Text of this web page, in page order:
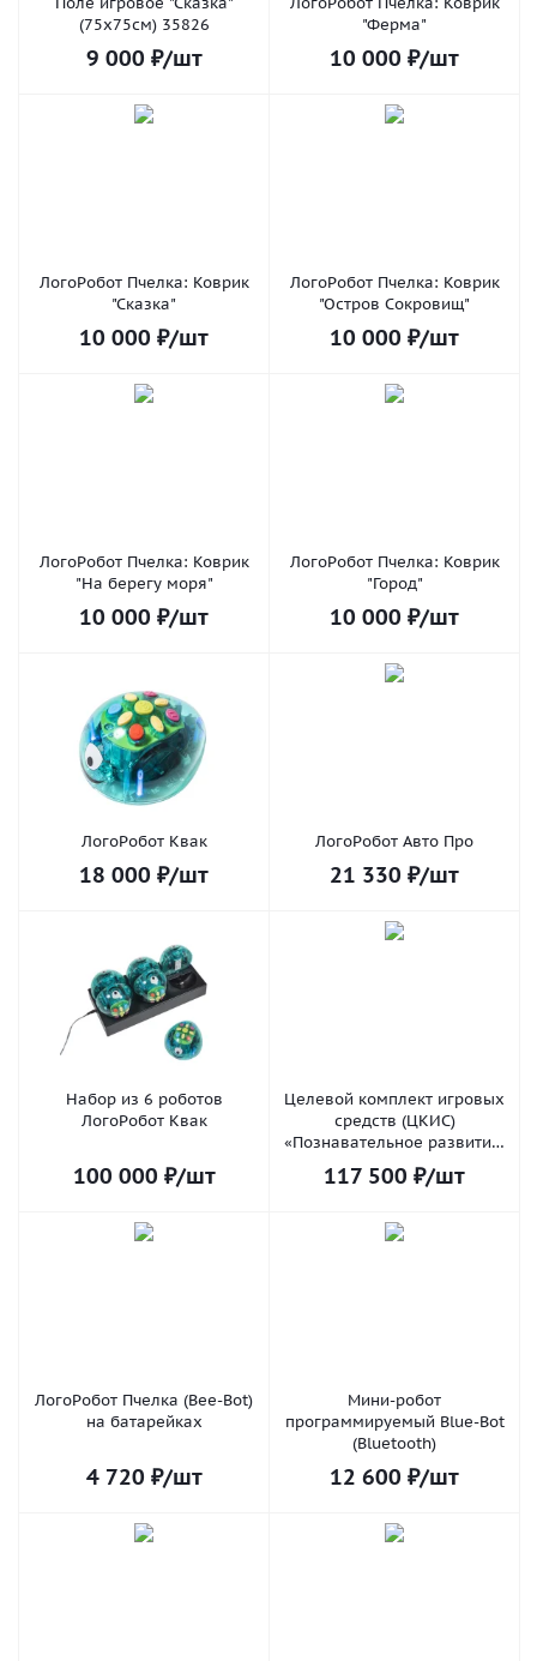
(75х75см) 35826
9 000 ₽/шт
"Ферма"
10 000 ₽/шт
ЛогоРобот Пчелка: Коврик
"Сказка"
10 000 ₽/шт
ЛогоРобот Пчелка: Коврик
"Остров Сокровищ"
10 000 ₽/шт
ЛогоРобот Пчелка: Коврик
"На берегу моря"
10 000 ₽/шт
ЛогоРобот Пчелка: Коврик
"Город"
10 000 ₽/шт
ЛогоРобот Квак
18 000 ₽/шт
ЛогоРобот Авто Про
21 330 ₽/шт
Набор из 6 роботов
ЛогоРобот Квак
100 000 ₽/шт
Целевой комплект игровых
средств (ЦКИС)
«Познавательное развитие:
STEAM робототехника и
программирование»
117 500 ₽/шт
ЛогоРобот Пчелка (Bee-Bot)
на батарейках
4 720 ₽/шт
Мини-робот
программируемый Blue-Bot
(Bluetooth)
12 600 ₽/шт